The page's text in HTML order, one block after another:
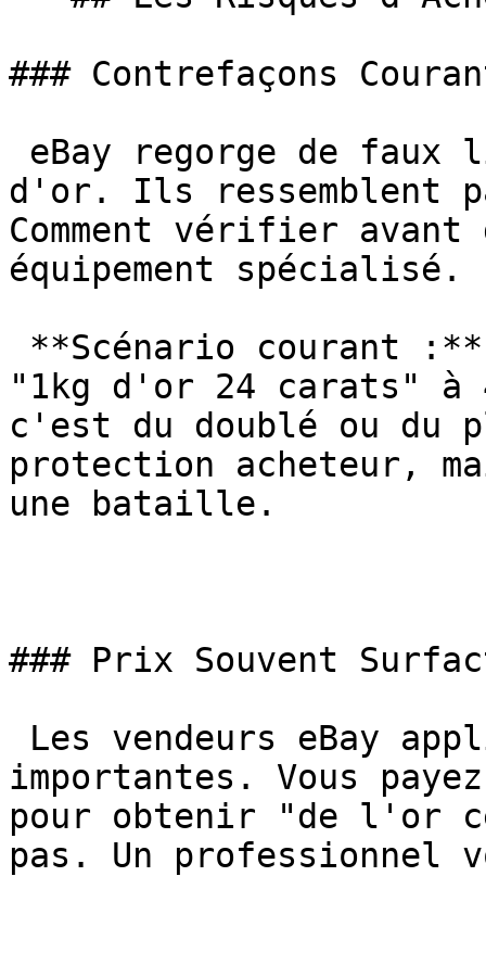
### Contrefaçons
d'or. Ils ressemblent
Comment vérifier
équipement spécialisé.
"1kg d'or 24 carats" à
c'est du doublé ou du
protection acheteur,
une bataille.
### Prix Souvent
importantes. Vous
pour obtenir "de
pas. Un professionnel